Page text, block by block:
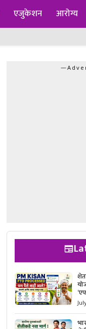
एजुकेशन आरोग्य